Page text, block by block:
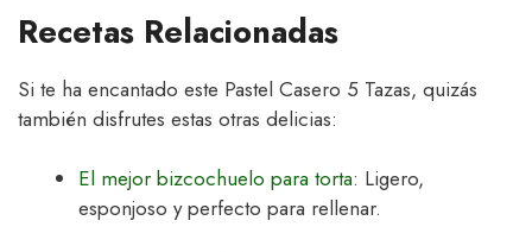
Recetas Relacionadas
Si te ha encantado este Pastel Casero 5 Tazas, quizás
también disfrutes estas otras delicias:
El mejor bizcochuelo para torta: Ligero,
esponjoso y perfecto para rellenar.